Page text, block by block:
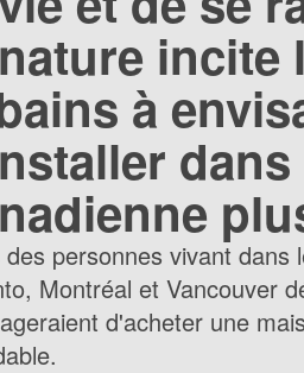
incite
à
des personnes vivant dans
Montréal et Vancouver
d'acheter une